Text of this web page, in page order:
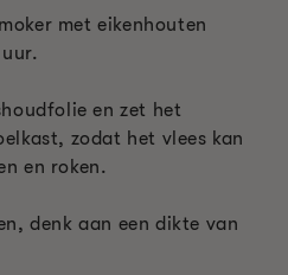
met eikenhouten
en zet het
zodat het vlees kan
en roken.
denk aan een dikte van